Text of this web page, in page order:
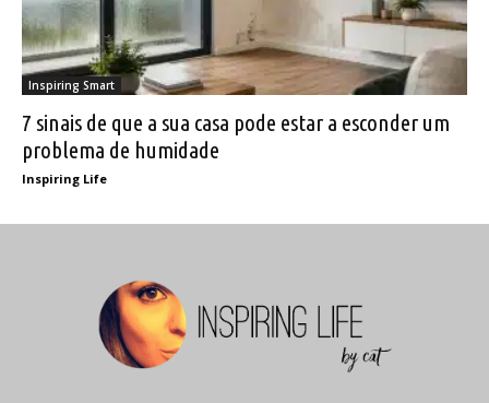
Inspiring Smart
7 sinais de que a sua casa pode estar a esconder um
problema de humidade
Inspiring Life